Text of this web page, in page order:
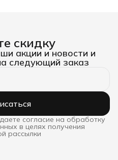
скидку
акции и новости и
следующий заказ
согласие на обработку
в целях получения
рассылки